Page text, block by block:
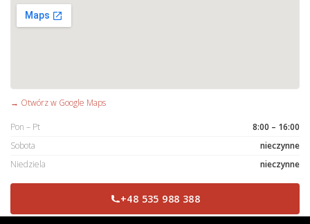
→ Otwórz w Google Maps
Pon – Pt
8:00 – 16:00
Sobota
nieczynne
Niedziela
nieczynne
+48 535 988 388